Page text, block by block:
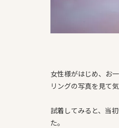
女性様がはじめ、お
リングの写真を見て
試着してみると、当
た。